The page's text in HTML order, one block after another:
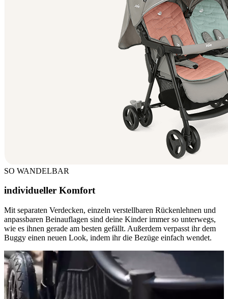
SO WANDELBAR
individueller Komfort
Mit separaten Verdecken, einzeln verstellbaren Rückenlehnen und
anpassbaren Beinauflagen sind deine Kinder immer so unterwegs,
wie es ihnen gerade am besten gefällt. Außerdem verpasst ihr dem
Buggy einen neuen Look, indem ihr die Bezüge einfach wendet.